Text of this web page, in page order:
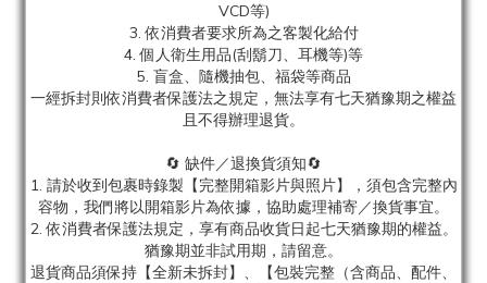
VCD等)
3. 依消費者要求所為之客製化給付
4. 個人衛生用品(刮鬍刀、耳機等)等
5. 盲盒、隨機抽包、福袋等商品
一經拆封則依消費者保護法之規定，無法享有七天猶豫期之權益
且不得辦理退貨。
🔄 缺件／退換貨須知🔄
1. 請於收到包裹時錄製【完整開箱影片與照片】，須包含完整內
容物，我們將以開箱影片為依據，協助處理補寄／換貨事宜。
2. 依消費者保護法規定，享有商品收貨日起七天猶豫期的權益。
猶豫期並非試用期，請留意。
退貨商品須保持【全新未拆封】、【包裝完整（含商品、配件、